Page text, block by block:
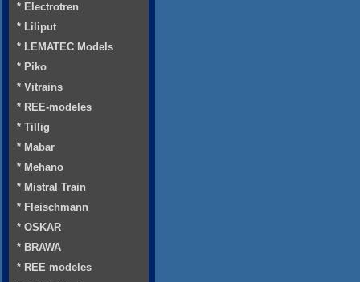
* Electrotren
* Liliput
* LEMATEC Models
* Piko
* Vitrains
* REE-modeles
* Tillig
* Mabar
* Mehano
* Mistral Train
* Fleischmann
* OSKAR
* BRAWA
* REE modeles